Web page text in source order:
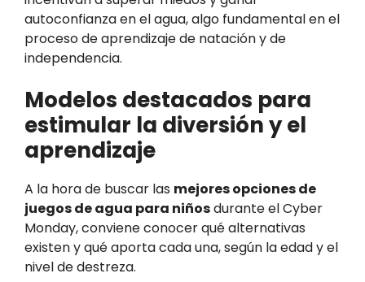
autoconfianza en el agua, algo fundamental en el
proceso de aprendizaje de natación y de
independencia.
Modelos destacados para
estimular la diversión y el
aprendizaje
A la hora de buscar las mejores opciones de
juegos de agua para niñosdurante el Cyber
Monday, conviene conocer qué alternativas
existen y qué aporta cada una, según la edad y el
nivel de destreza.